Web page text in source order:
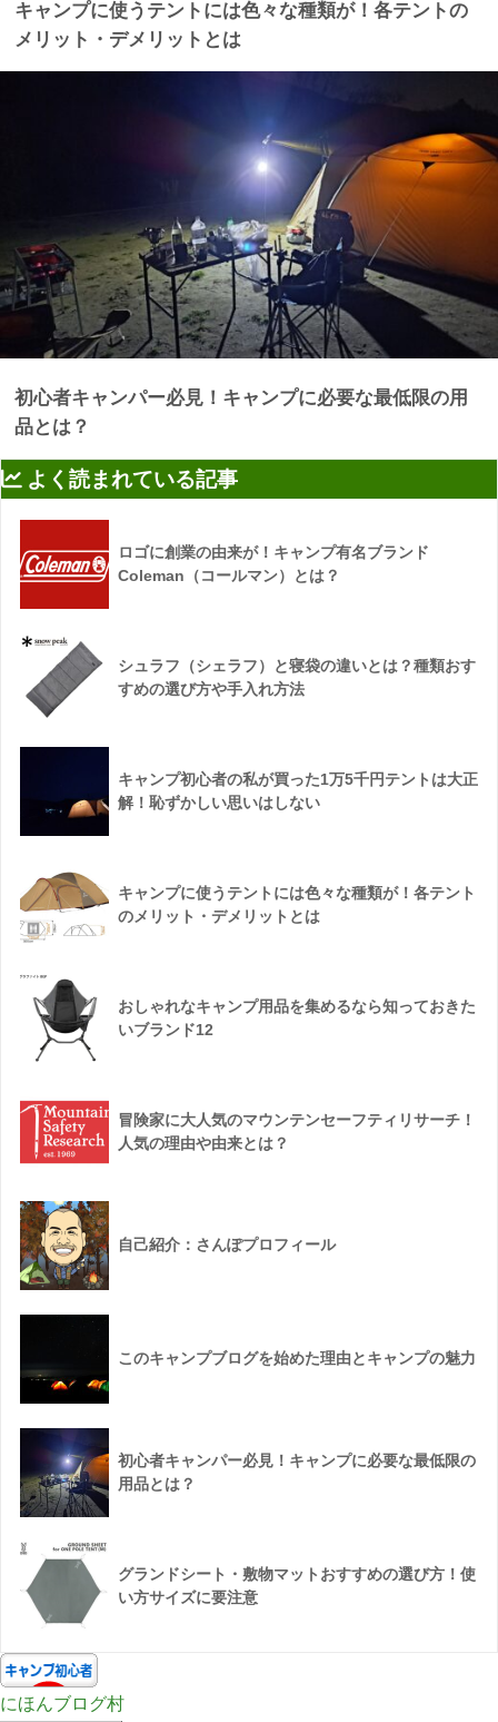
キャンプに使うテントには色々な種類が！各テントの
メリット・デメリットとは
初心者キャンパー必見！キャンプに必要な最低限の用
品とは？
よく読まれている記事
ロゴに創業の由来が！キャンプ有名ブランド
Coleman（コールマン）とは？
シュラフ（シェラフ）と寝袋の違いとは？種類おす
すめの選び方や手入れ方法
キャンプ初心者の私が買った1万5千円テントは大正
解！恥ずかしい思いはしない
キャンプに使うテントには色々な種類が！各テント
のメリット・デメリットとは
おしゃれなキャンプ用品を集めるなら知っておきた
いブランド12
冒険家に大人気のマウンテンセーフティリサーチ！
人気の理由や由来とは？
自己紹介：さんぽプロフィール
このキャンプブログを始めた理由とキャンプの魅力
初心者キャンパー必見！キャンプに必要な最低限の
用品とは？
グランドシート・敷物マットおすすめの選び方！使
い方サイズに要注意
にほんブログ村